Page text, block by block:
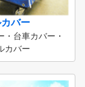
バー
・台車カバー・
カバー